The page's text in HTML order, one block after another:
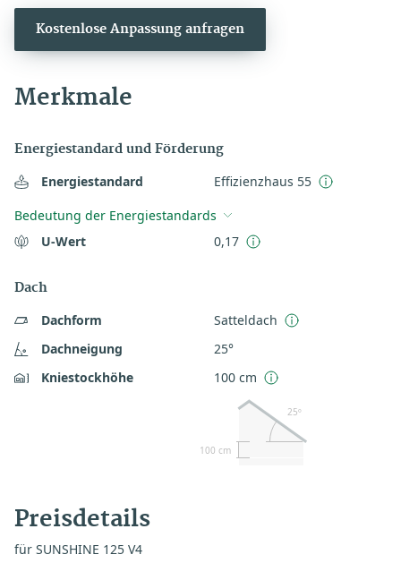
Kostenlose Anpassung anfragen
Merkmale
Energiestandard und Förderung
Energiestandard
Effizienzhaus 55
Bedeutung der Energiestandards
U-Wert
0,17
Dach
Dachform
Satteldach
Dachneigung
25°
Kniestockhöhe
100 cm
100 cm
25º
Preisdetails
für SUNSHINE 125 V4